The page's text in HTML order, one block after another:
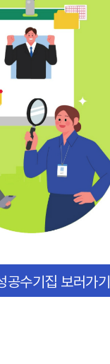
공수기집 보러가기